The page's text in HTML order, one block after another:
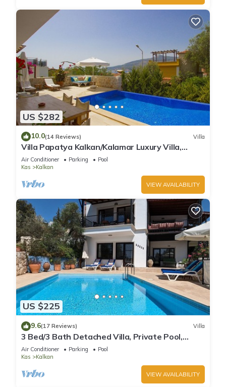
US $282
10.0(14 Reviews) Villa
Villa Papatya Kalkan/Kalamar Luxury Villa,
Private Pool, 2 Minutes to the Beach.
Air Conditioner Parking
Pool
Kas
Kalkan
VIEW AVAILABILITY
US $225
9.6(17 Reviews) Villa
3 Bed/3 Bath Detached Villa, Private Pool,
Fantastic Views, 5 min walk to town
Air Conditioner Parking
Pool
Kas
Kalkan
VIEW AVAILABILITY